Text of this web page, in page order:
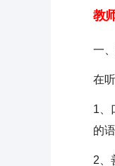
教
一
在
1、
的
2、